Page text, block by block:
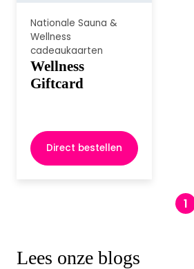
Nationale Sauna &
Wellness
cadeaukaarten
Wellness
Giftcard
Direct bestellen
1
Lees onze blogs